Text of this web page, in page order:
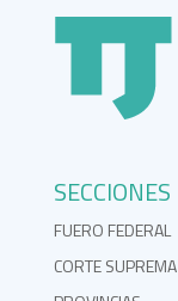
SECCIONES
FUERO FEDERAL
CORTE SUPREMA